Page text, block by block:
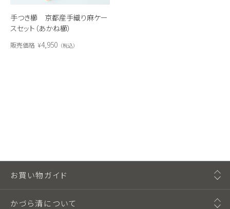
手つき櫛 京都産手織り麻ケー
スセット（あかね櫛）
販売価格 ¥4,950 税込
お買い物ガイド
かづら清について